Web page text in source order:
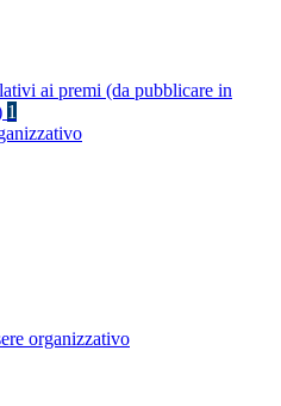
ai premi (da pubblicare in
1
organizzativo